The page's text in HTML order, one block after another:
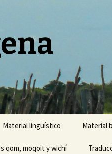
Material lingüístico Material
qom, moqoit y wichí